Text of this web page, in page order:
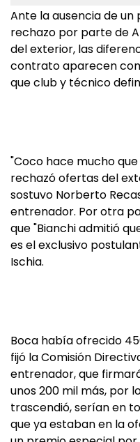
Ante la ausencia de
rechazo por parte de
del exterior, las
contrato aparecen
que club y técnico
"Coco hace mucho
rechazó ofertas del
sostuvo Norberto
entrenador. Por otra
que "Bianchi admitió
es el exclusivo
Ischia.
Boca había ofrecido
fijó la Comisión
entrenador, que
unos 200 mil más, por
trascendió, serían en
que ya estaban en la